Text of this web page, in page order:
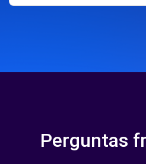
Perguntas